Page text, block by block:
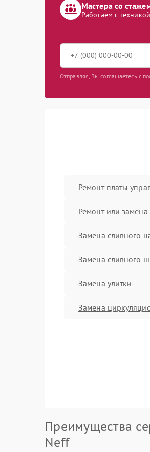
Мастера со
Работаем с
Отправляя, Вы соглашаетесь с
Ремонт платы
Ремонт или
Замена сливного
Замена сливного
Замена улитки
Замена
Преимущества
Neff